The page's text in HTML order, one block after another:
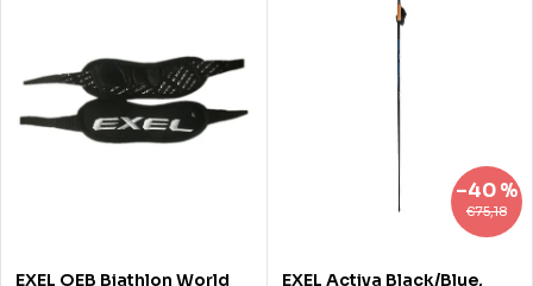
i
e
Abecedne
i
s
EXEL OEB Biathlon World
€75,18
–40 %
EXEL Activa Black/Blue,